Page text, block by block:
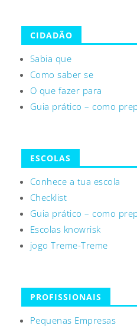
CIDADÃO
Sabia que
Como saber se
O que fazer para
Guia prático – como
ESCOLAS
Conhece a tua escola
Checklist
Guia prático – como
Escolas knowrisk
jogo Treme-Treme
PROFISSIONAIS
Pequenas Empresas